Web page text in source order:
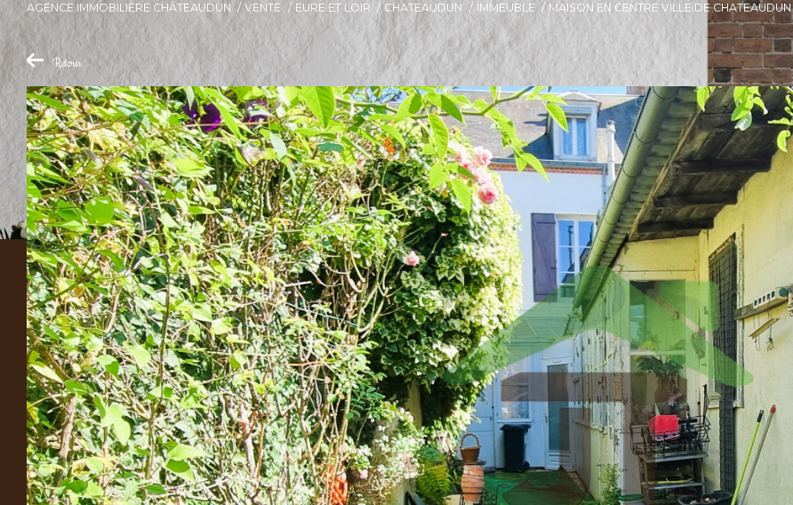
AGENCE IMMOBILIÈRE CHÂTEAUDUN VENTE EURE ET LOIR CHATEAUDUN IMMEUBLE MAISON EN CENTRE VILLE DE CHATEAUDUN
Retour